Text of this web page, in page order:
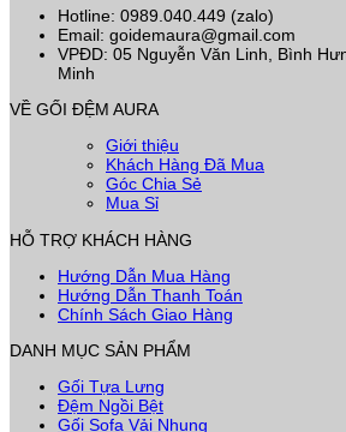
65.000 ₫
đến
110.000 ₫
Hotline: 0989.040.449 (zalo)
Email: goidemaura@gmail.com
VPĐD: 05 Nguyễn Văn Linh, Bình
Minh
VỀ GỐI ĐỆM AURA
Giới thiệu
Khách Hàng Đã Mua
Góc Chia Sẻ
Mua Sỉ
HỖ TRỢ KHÁCH HÀNG
Hướng Dẫn Mua Hàng
Hướng Dẫn Thanh Toán
Chính Sách Giao Hàng
DANH MỤC SẢN PHẨM
Gối Tựa Lưng
Đệm Ngồi Bệt
Gối Sofa Vải Nhung